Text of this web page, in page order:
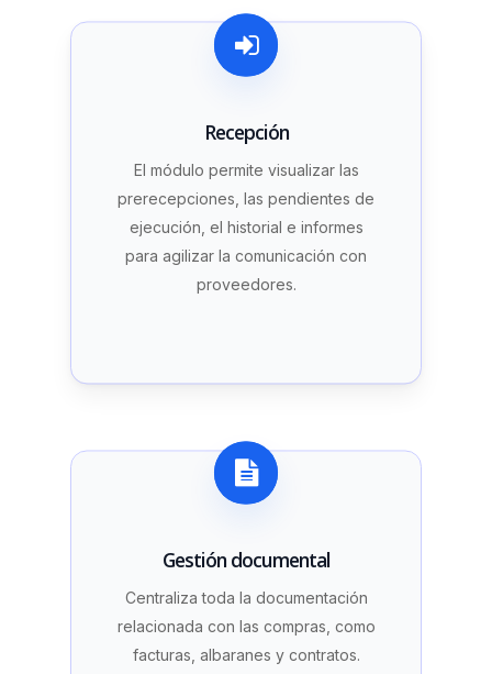
Recepción
El módulo permite visualizar las
prerecepciones, las pendientes de
ejecución, el historial e informes
para agilizar la comunicación con
proveedores.
Gestión documental
Centraliza toda la documentación
relacionada con las compras, como
facturas, albaranes y contratos.